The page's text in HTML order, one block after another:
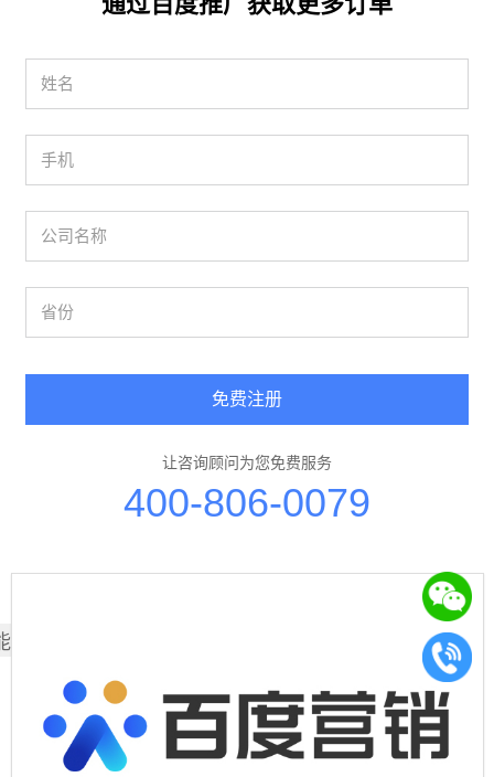
免费注册
让咨询顾问为您免费服务
400-806-0079
喜欢